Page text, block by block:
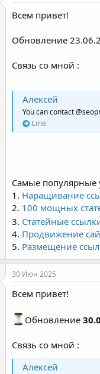
Всем привет!
Обновление
Связь со мной :
Алексей
You can contact
t.me
Самые популярные
1. Наращивание
2. 100 мощных
3. Статейные
4. Продвижение
5. Размещение
30 Июн 2025
Всем привет!
Обновление
Связь со мной :
Алексей